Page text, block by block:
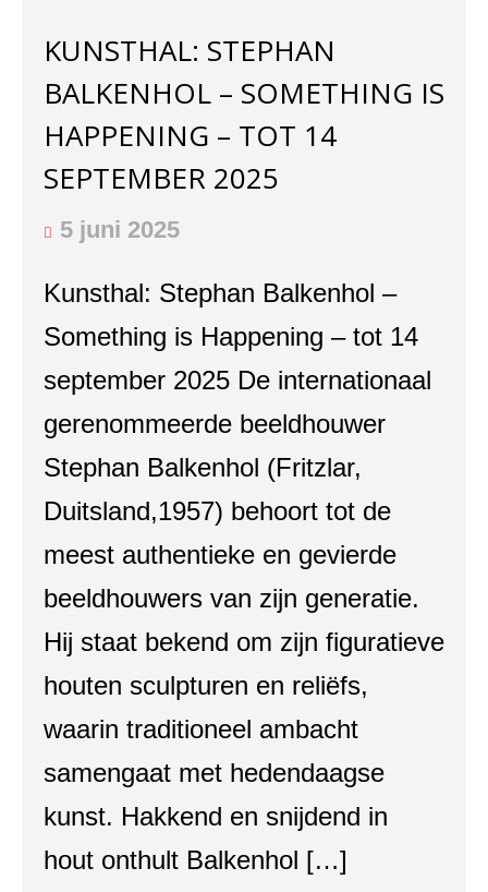
KUNSTHAL: STEPHAN
BALKENHOL – SOMETHING IS
HAPPENING – TOT 14
SEPTEMBER 2025
5 juni 2025
Kunsthal: Stephan Balkenhol –
Something is Happening – tot 14
september 2025 De internationaal
gerenommeerde beeldhouwer
Stephan Balkenhol (Fritzlar,
Duitsland,1957) behoort tot de
meest authentieke en gevierde
beeldhouwers van zijn generatie.
Hij staat bekend om zijn figuratieve
houten sculpturen en reliëfs,
waarin traditioneel ambacht
samengaat met hedendaagse
kunst. Hakkend en snijdend in
hout onthult Balkenhol […]